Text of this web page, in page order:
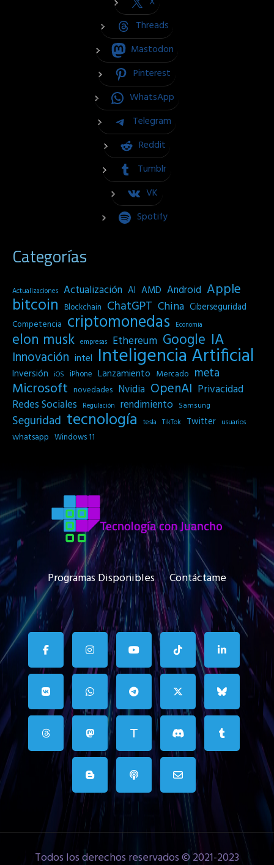
Threads
Mastodon
Pinterest
WhatsApp
Telegram
Reddit
Tumblr
VK
Spotify
Categorías
Actualizaciones Actualización AI AMD Android Apple
bitcoin Blockchain ChatGPT China Ciberseguridad
Competencia criptomonedas Economia
elon musk empresas Ethereum Google IA
Innovación intel Inteligencia Artificial
Inversión iOS iPhone Lanzamiento Mercado meta
Microsoft novedades Nvidia OpenAI Privacidad
Redes Sociales
Regulación rendimiento Samsung
Seguridad tecnología tesla TikTok Twitter usuarios
whatsapp Windows 11
Programas Disponibles Contáctame
Todos los derechos reservados © 2021-2023